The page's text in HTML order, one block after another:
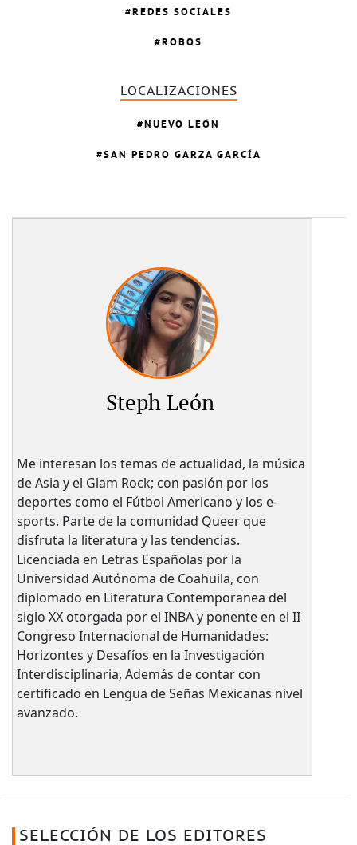
REDES SOCIALES
ROBOS
LOCALIZACIONES
NUEVO LEÓN
SAN PEDRO GARZA GARCÍA
Steph León
Me interesan los temas de actualidad, la música
de Asia y el Glam Rock; con pasión por los
deportes como el Fútbol Americano y los e-
sports. Parte de la comunidad Queer que
disfruta la literatura y las tendencias.
Licenciada en Letras Españolas por la
Universidad Autónoma de Coahuila, con
diplomado en Literatura Contemporanea del
siglo XX otorgada por el INBA y ponente en el II
Congreso Internacional de Humanidades:
Horizontes y Desafíos en la Investigación
Interdisciplinaria, Además de contar con
certificado en Lengua de Señas Mexicanas nivel
avanzado.
SELECCIÓN DE LOS EDITORES